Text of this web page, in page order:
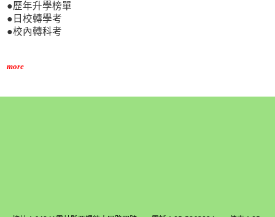
●歷年升學榜單
●日校轉學考
●校內轉科考
more